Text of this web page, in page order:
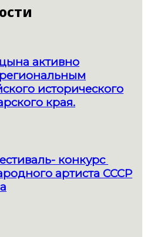
активно
исторического
края.
конкурс
артиста СССР